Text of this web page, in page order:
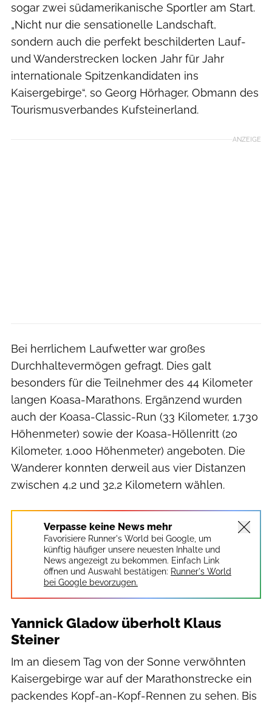
sogar zwei südamerikanische Sportler am Start.
„Nicht nur die sensationelle Landschaft,
sondern auch die perfekt beschilderten Lauf-
und Wanderstrecken locken Jahr für Jahr
internationale Spitzenkandidaten ins
Kaisergebirge“, so Georg Hörhager, Obmann des
Tourismusverbandes Kufsteinerland.
ANZEIGE
Bei herrlichem Laufwetter war großes
Durchhaltevermögen gefragt. Dies galt
besonders für die Teilnehmer des 44 Kilometer
langen Koasa-Marathons. Ergänzend wurden
auch der Koasa-Classic-Run (33 Kilometer, 1.730
Höhenmeter) sowie der Koasa-Höllenritt (20
Kilometer, 1.000 Höhenmeter) angeboten. Die
Wanderer konnten derweil aus vier Distanzen
zwischen 4,2 und 32,2 Kilometern wählen.
Verpasse keine News mehr
Favorisiere Runner's World bei Google, um
künftig häufiger unsere neuesten Inhalte und
News angezeigt zu bekommen. Einfach Link
öffnen und Auswahl bestätigen: Runner's World
bei Google bevorzugen.
Yannick Gladow überholt Klaus
Steiner
Im an diesem Tag von der Sonne verwöhnten
Kaisergebirge war auf der Marathonstrecke ein
packendes Kopf-an-Kopf-Rennen zu sehen. Bis